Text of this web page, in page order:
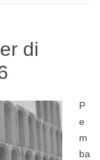
di
P
e
m
ba